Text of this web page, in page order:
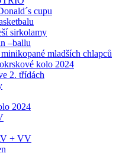
cupu
sirkolamy
–ballu
mladších chlapců
kolo 2024
2. třídách
2024
+ VV